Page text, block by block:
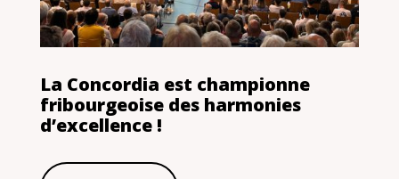
La Concordia est championne
fribourgeoise des harmonies
d’excellence !